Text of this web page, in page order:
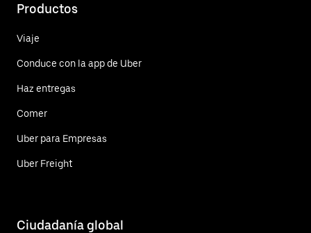
Productos
Viaje
Conduce con la app de Uber
Haz entregas
Comer
Uber para Empresas
Uber Freight
Ciudadanía global